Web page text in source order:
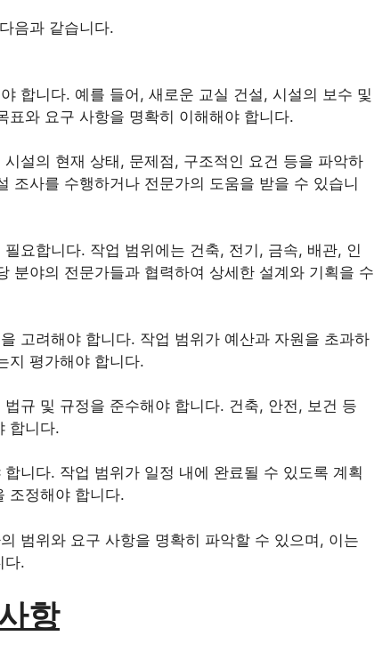
음과 같습니다.
합니다. 예를 들어, 새로운 교실 건설, 시설의 보수 및
와 요구 사항을 명확히 이해해야 합니다.
설의 현재 상태, 문제점, 구조적인 요건 등을 파악하
조사를 수행하거나 전문가의 도움을 받을 수 있습니
요합니다. 작업 범위에는 건축, 전기, 금속, 배관, 인
분야의 전문가들과 협력하여 상세한 설계와 기획을 수
고려해야 합니다. 작업 범위가 예산과 자원을 초과하
지 평가해야 합니다.
규 및 규정을 준수해야 합니다. 건축, 안전, 보건 등
합니다.
니다. 작업 범위가 일정 내에 완료될 수 있도록 계획
조정해야 합니다.
범위와 요구 사항을 명확히 파악할 수 있으며, 이는
다.
항